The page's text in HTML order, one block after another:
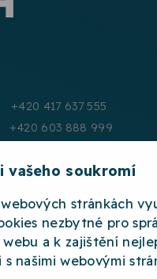
vašeho soukromí
stránkách
nezbytné pro
a k zajištění
s našimi webovými
417 637 555
+420 603 888 999
2026 © JTH